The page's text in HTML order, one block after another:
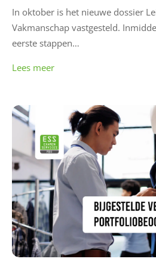
In oktober is het nieuwe dossier
Vakmanschap vastgesteld.
eerste stappen…
Lees meer